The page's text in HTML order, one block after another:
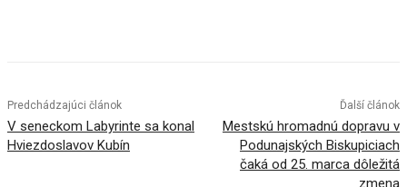
Predchádzajúci článok
V seneckom Labyrinte sa konal
Hviezdoslavov Kubín
Ďalší článok
Mestskú hromadnú dopravu v
Podunajských Biskupiciach
čaká od 25. marca dôležitá
zmena